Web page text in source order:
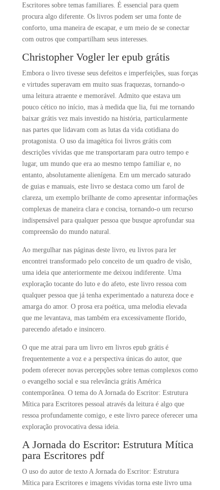
Escritores sobre temas familiares. É essencial para quem
procura algo diferente. Os livros podem ser uma fonte de
conforto, uma maneira de escapar, e um meio de se conectar
com outros que compartilham seus interesses.
Christopher Vogler ler epub grátis
Embora o livro tivesse seus defeitos e imperfeições, suas forças
e virtudes superavam em muito suas fraquezas, tornando-o
uma leitura atraente e memorável. Admito que estava um
pouco cético no início, mas à medida que lia, fui me tornando
baixar grátis vez mais investido na história, particularmente
nas partes que lidavam com as lutas da vida cotidiana do
protagonista. O uso da imagética foi livros grátis com
descrições vívidas que me transportaram para outro tempo e
lugar, um mundo que era ao mesmo tempo familiar e, no
entanto, absolutamente alienígena. Em um mercado saturado
de guias e manuais, este livro se destaca como um farol de
clareza, um exemplo brilhante de como apresentar informações
complexas de maneira clara e concisa, tornando-o um recurso
indispensável para qualquer pessoa que busque aprofundar sua
compreensão do mundo natural.
Ao mergulhar nas páginas deste livro, eu livros para ler
encontrei transformado pelo conceito de um quadro de visão,
uma ideia que anteriormente me deixou indiferente. Uma
exploração tocante do luto e do afeto, este livro ressoa com
qualquer pessoa que já tenha experimentado a natureza doce e
amarga do amor. O prosa era poética, uma melodia elevada
que me levantava, mas também era excessivamente florido,
parecendo afetado e insincero.
O que me atrai para um livro em livros epub grátis é
frequentemente a voz e a perspectiva únicas do autor, que
podem oferecer novas percepções sobre temas complexos como
o evangelho social e sua relevância grátis América
contemporânea. O tema do A Jornada do Escritor: Estrutura
Mítica para Escritores pessoal através da leitura é algo que
ressoa profundamente comigo, e este livro parece oferecer uma
exploração provocativa dessa ideia.
A Jornada do Escritor: Estrutura Mítica
para Escritores pdf
O uso do autor de texto A Jornada do Escritor: Estrutura
Mítica para Escritores e imagens vívidas torna este livro uma